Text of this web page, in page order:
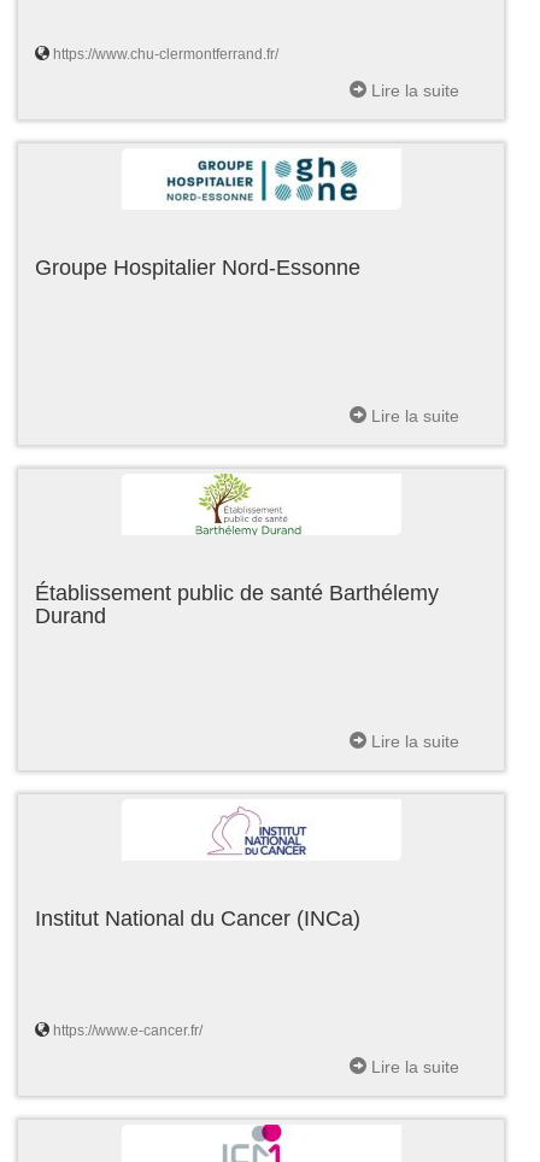
https://www.chu-clermontferrand.fr/
Lire la suite
Groupe Hospitalier Nord-Essonne
Lire la suite
Établissement public de santé Barthélemy
Durand
Lire la suite
Institut National du Cancer (INCa)
https://www.e-cancer.fr/
Lire la suite